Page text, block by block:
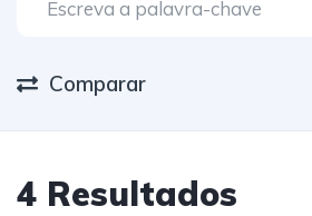
Comparar
4 Resultados